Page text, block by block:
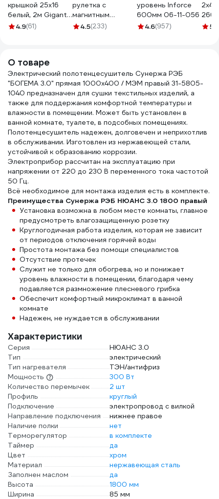
крышкой 25х16
белый, 2м Gigant
79003-2GI
4.9(61)
рулетка с
магнитным
крюком, 5x25мм
4.5(233)
уровень Inforce
600мм 06-11-056
4.6(957)
5
О товаре
Электрический полотенцесушитель Сунержа РЭБ
"БОГЕМА 3.0" прямая 1000x400 / МЭМ правый 31-5805-
1040 предназначен для сушки текстильных изделий, а
также для поддержания комфортной температуры и
влажности в помещении. Может быть установлен в
ванной комнате, туалете, в подсобных помещениях.
Полотенцесушитель надежен, долговечен и неприхотлив
в обслуживании. Изготовлен из нержавеющей стали,
устойчивой к образованию коррозии.
Электроприбор рассчитан на эксплуатацию при
напряжении от 220 до 230 В переменного тока частотой
50 Гц.
Всё необходимое для монтажа изделия есть в комплекте.
Преимущества Сунержа РЭБ НЮАНС 3.0 1800 правый
Установка возможна в любом месте комнаты, главное
предусмотреть влагозащищенную розетку
Круглогодичная работа изделия, которая не зависит
от периодов отключения горячей воды
Простота монтажа без помощи специалистов
Отсутствие протечек
Служит не только для обогрева, но и понижает
уровень влажности в помещении, благодаря чему
подавляется размножение плесневого грибка
Обеспечит комфортный микроклимат в ванной
комнате
Надежен, не нуждается в обслуживании
Характеристики
Серия
НЮАНС 3.0
Тип
электрический
Тип нагревателя
ТЭН/антифриз
Мощность
300 Вт
Количество перемычек
2 шт
Профиль
круглый
Подключение
электропровод с вилкой
Направление подключения
нижнее правое
Наличие полки
нет
Терморегулятор
в комплекте
Таймер
да
Цвет
хром
Материал
нержавеющая сталь
Заполнен маслом
да
Высота
1800 мм
Ширина
85 мм